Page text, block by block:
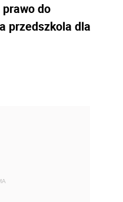
do
przedszkola dla